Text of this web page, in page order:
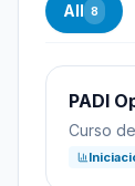
All 8
PADI
Curso